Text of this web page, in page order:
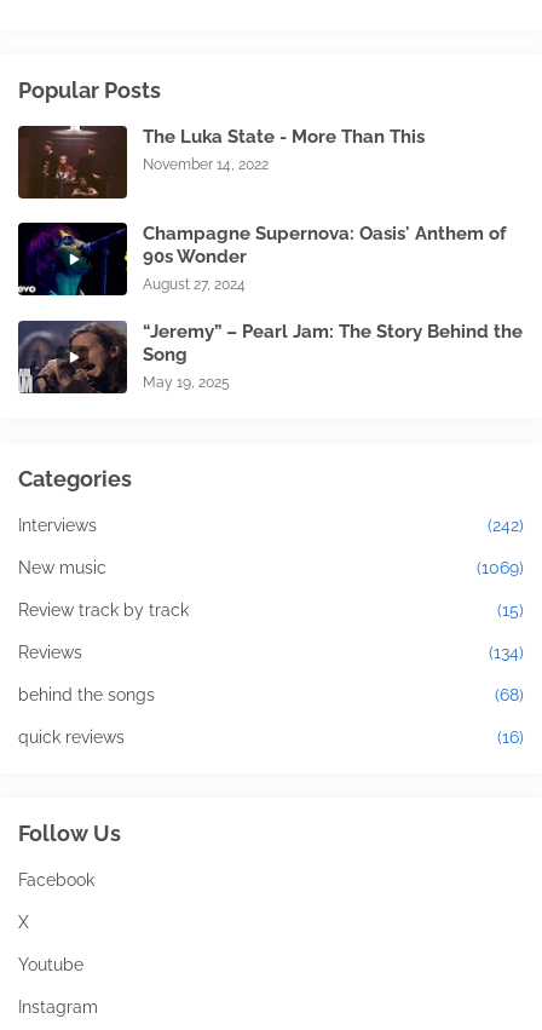
Popular Posts
The Luka State - More Than This
November 14, 2022
Champagne Supernova: Oasis' Anthem of
90s Wonder
August 27, 2024
“Jeremy” – Pearl Jam: The Story Behind the
Song
May 19, 2025
Categories
Interviews (242)
New music (1069)
Review track by track (15)
Reviews (134)
behind the songs (68)
quick reviews (16)
Follow Us
Facebook
X
Youtube
Instagram